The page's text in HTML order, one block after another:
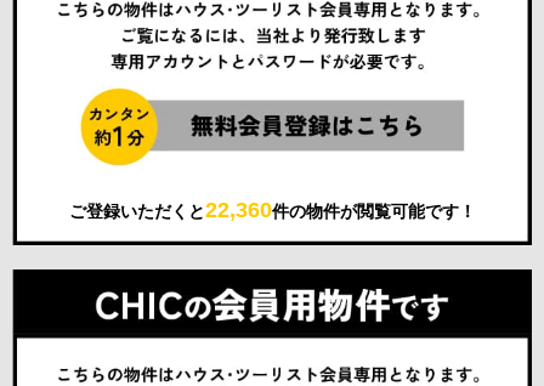
ご登録いただくと22,360件の物件が閲覧可能です！